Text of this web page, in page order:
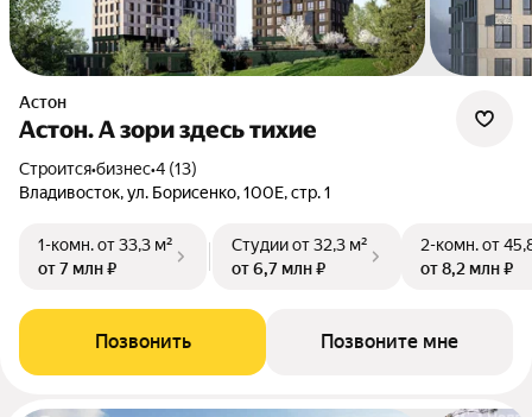
Астон
Астон. А зори здесь тихие
Строится•бизнес•4 (13)
Владивосток, ул. Борисенко, 100Е, стр. 1
1-комн.от 33,3 м²
от 7 млн ₽
Студииот 32,3 м²
от 6,7 млн ₽
2-комн.от
от 8,2 млн ₽
Позвонить Позвоните мне